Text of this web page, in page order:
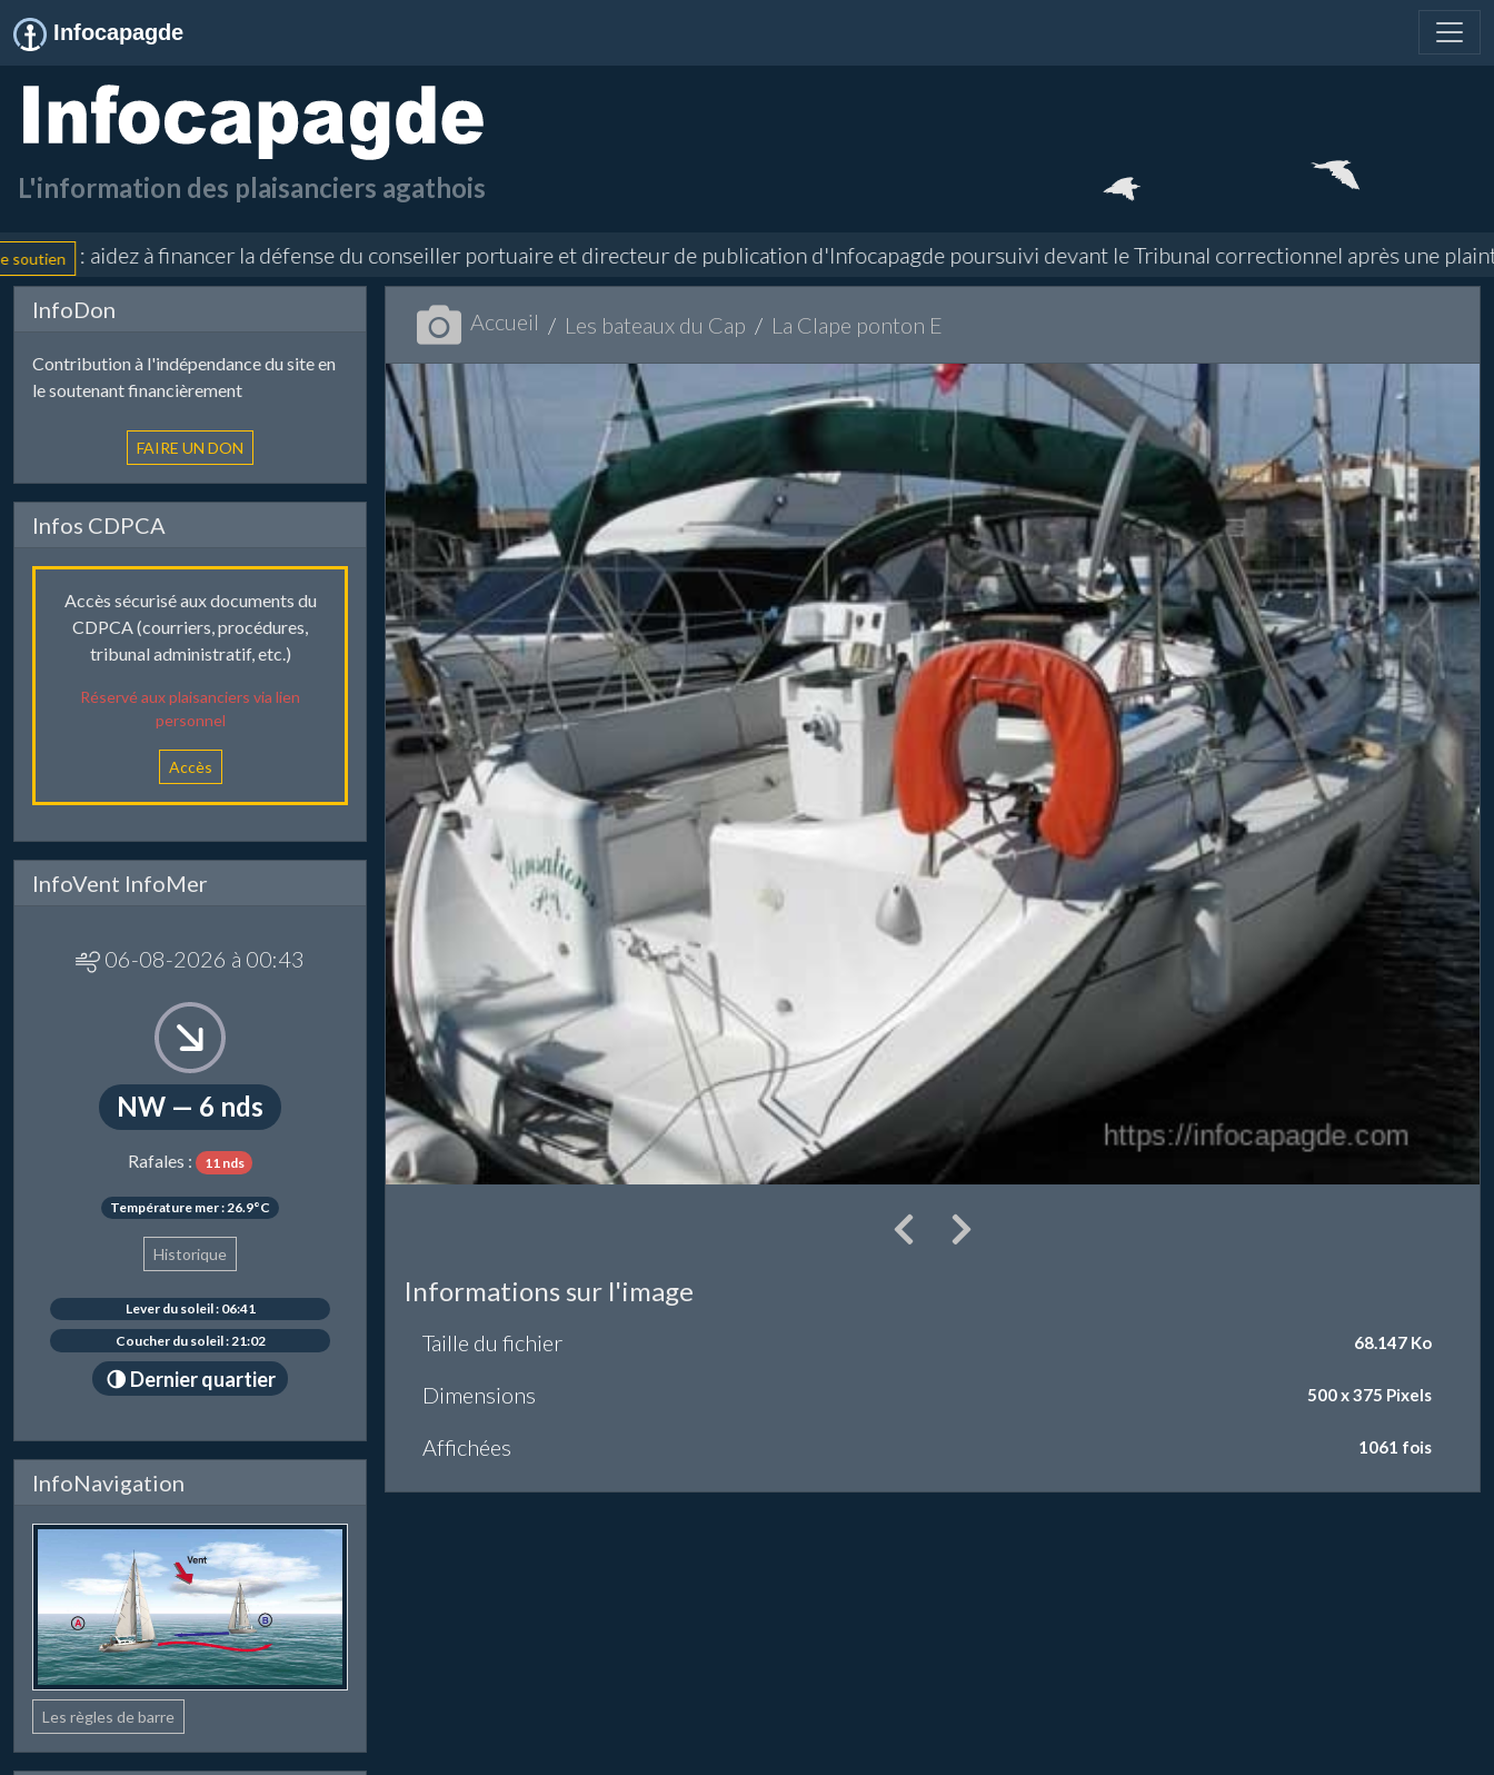
Infocapagde
L'information des plaisanciers agathois
: aidez à financer la défense du conseiller portuaire et directeur de publication d'Infocapagde poursuivi devant le Tribunal correctionnel après une plainte en
InfoDon
Contribution à l'indépendance du site en
le soutenant financièrement
Infos CDPCA
Accès sécurisé aux documents du
CDPCA (courriers, procédures,
tribunal administratif, etc.)
Réservé aux plaisanciers via lien
personnel
Accès
InfoVent InfoMer
06-08-2026 à 00:43
NW — 6 nds
Rafales : 11 nds
Température mer : 26.9°C
Historique
Lever du soleil : 06:41
Coucher du soleil : 21:02
🌗 Dernier quartier
InfoNavigation
Les règles de barre
Accueil Les bateaux du Cap La Clape ponton E
Informations sur l'image
Taille du fichier 68.147 Ko
Dimensions 500 x 375 Pixels
Affichées 1061 fois